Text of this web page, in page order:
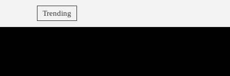
Trending